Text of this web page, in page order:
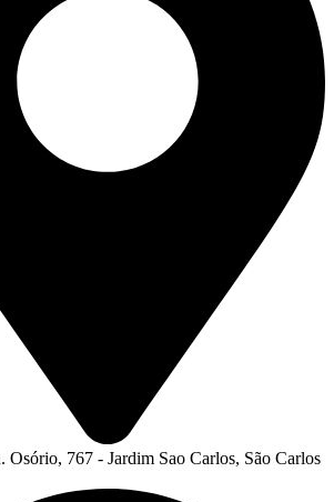
Osório, 767 - Jardim Sao Carlos, São Carlos